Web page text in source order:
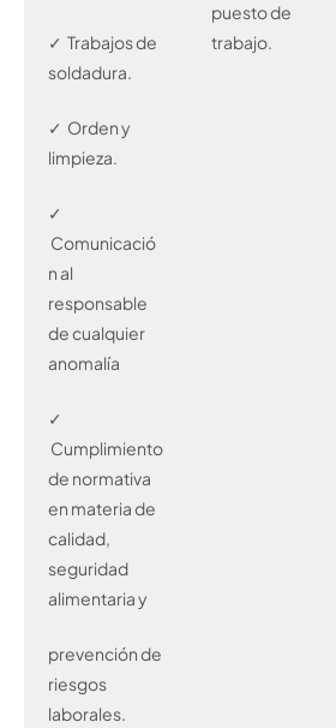
✓ Trabajos de
soldadura.
✓ Orden y
limpieza.
✓
Comunicació
n al
responsable
de cualquier
anomalía
✓
Cumplimiento
de normativa
en materia de
calidad,
seguridad
alimentaria y
prevención de
riesgos
laborales.
puesto de
trabajo.